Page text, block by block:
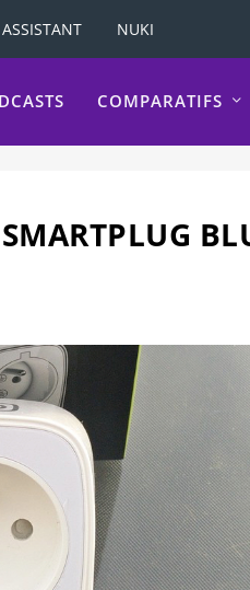
NUKI
COMPARATIFS